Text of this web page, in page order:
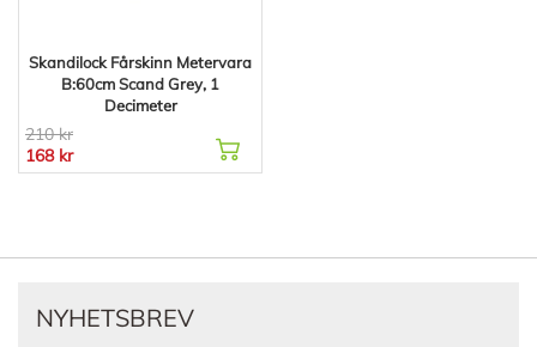
Skandilock Fårskinn Metervara
B:60cm Scand Grey, 1
Decimeter
210 kr
168 kr
NYHETSBREV